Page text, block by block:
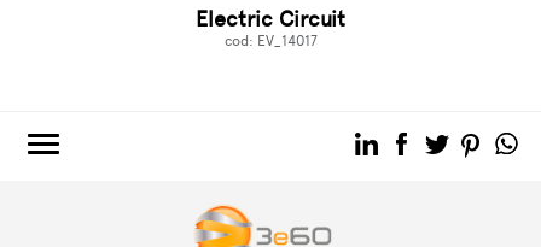
Electric Circuit
cod: EV_14017